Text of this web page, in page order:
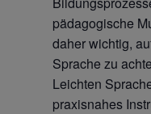
pädagogische
daher wichtig,
Sprache zu
Leichten
praxisnahes